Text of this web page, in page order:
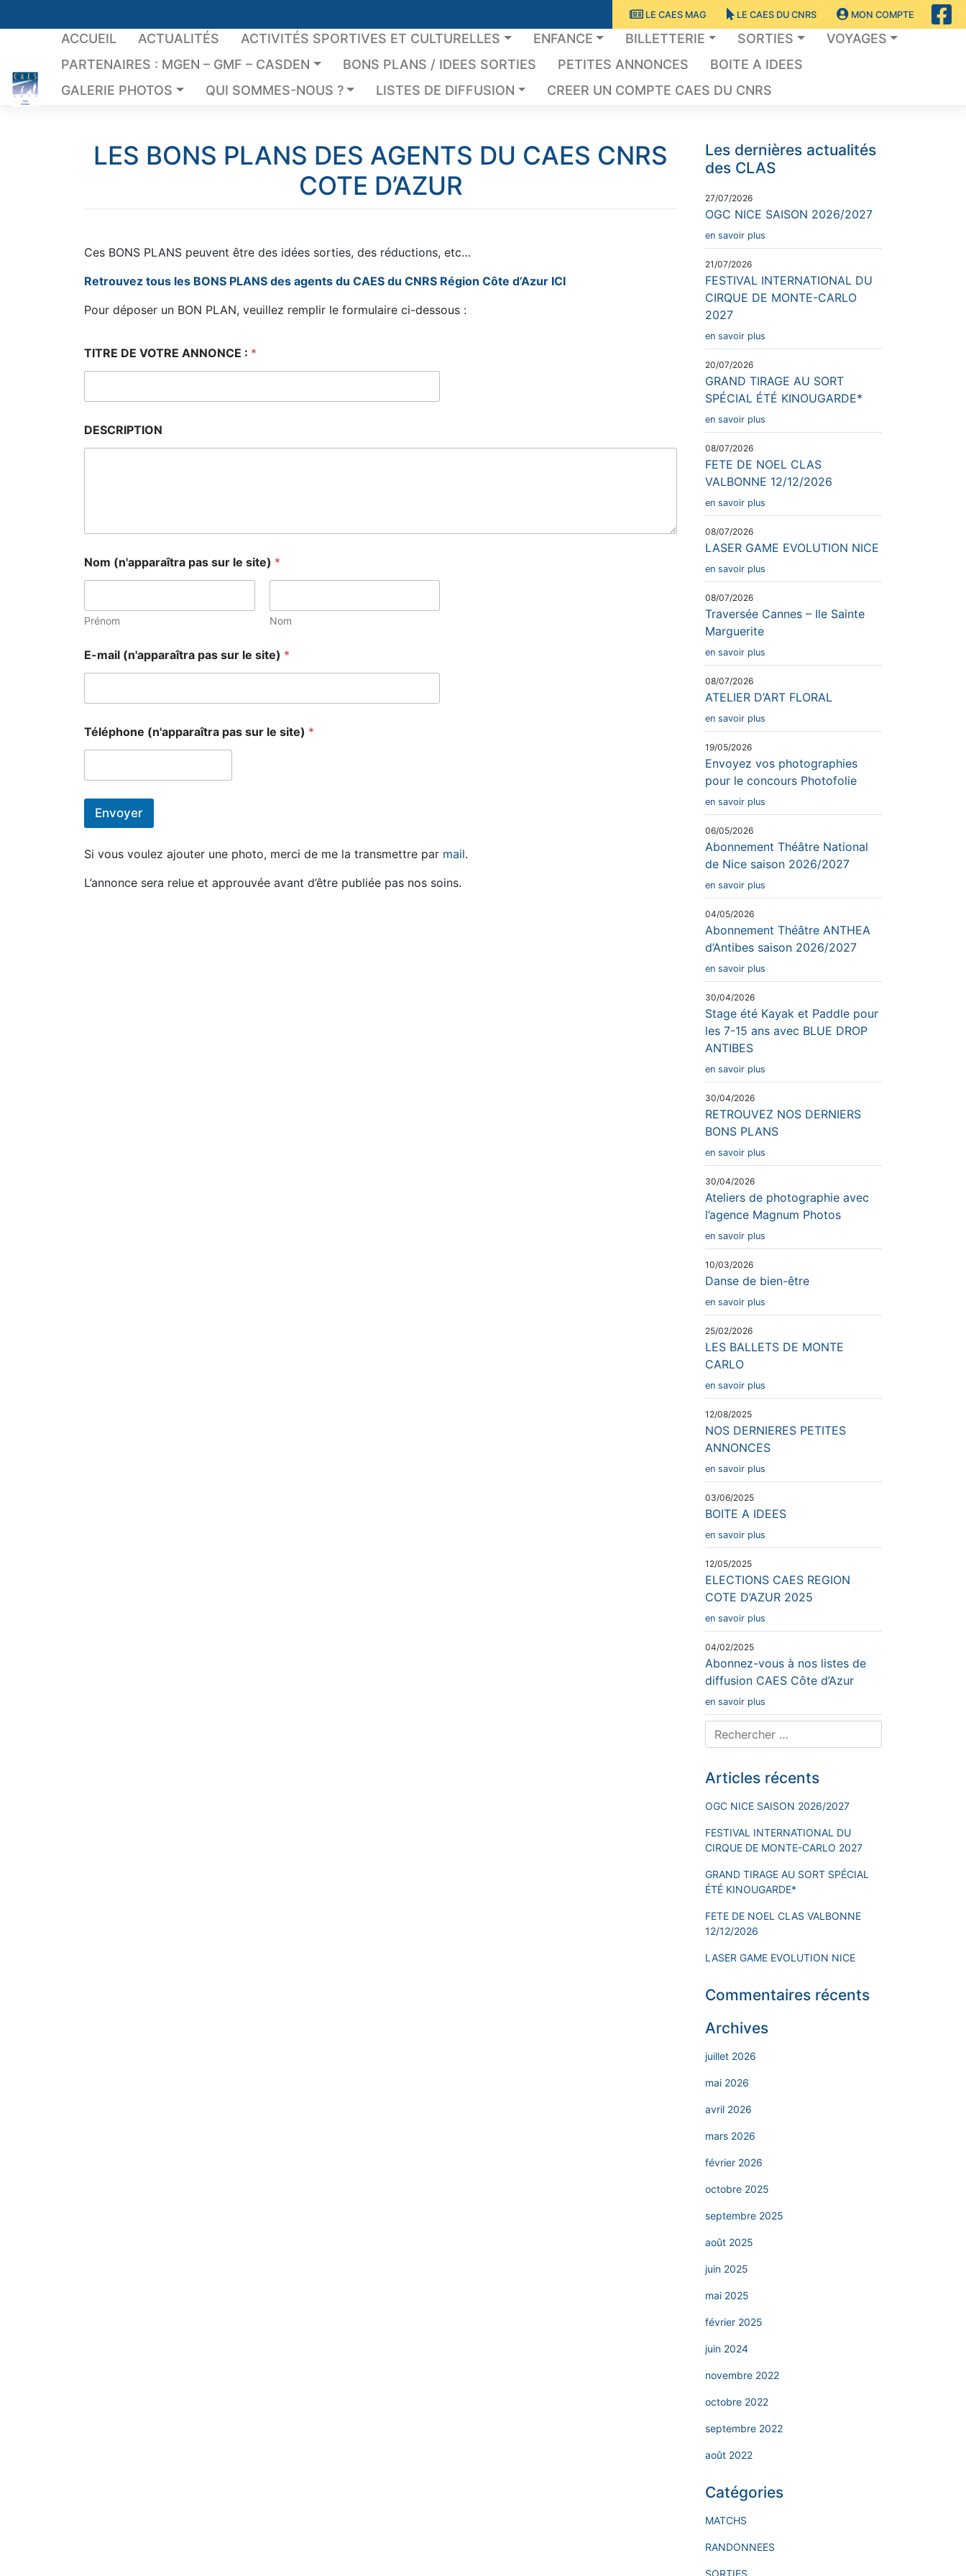
to
LE CAES MAG LE CAES DU CNRS MON COMPTE
ACCUEIL ACTUALITÉS ACTIVITÉS SPORTIVES ET CULTURELLES ENFANCE BILLETTERIE SORTIES
VOYAGES
PARTENAIRES : MGEN – GMF – CASDEN
BONS PLANS / IDEES SORTIES PETITES ANNONCES
BOITE A IDEES
GALERIE PHOTOS
QUI SOMMES-NOUS ? LISTES DE DIFFUSION CREER UN COMPTE CAES DU CNRS
LES BONS PLANS DES AGENTS DU CAES CNRS
COTE D’AZUR
Ces BONS PLANS peuvent être des idées sorties, des réductions, etc…
Retrouvez tous les BONS PLANS des agents du CAES du CNRS Région Côte d’Azur ICI
Pour déposer un BON PLAN, veuillez remplir le formulaire ci-dessous :
TITRE DE VOTRE ANNONCE : *
DESCRIPTION
Nom (n'apparaîtra pas sur le site) *
Prénom Nom
E-mail (n'apparaîtra pas sur le site) *
Téléphone (n'apparaîtra pas sur le site) *
Envoyer
Si vous voulez ajouter une photo, merci de me la transmettre par mail.
L’annonce sera relue et approuvée avant d’être publiée pas nos soins.
Les dernières actualités
des CLAS
27/07/2026
OGC NICE SAISON 2026/2027
en savoir plus
21/07/2026
FESTIVAL INTERNATIONAL DU
CIRQUE DE MONTE-CARLO
2027
en savoir plus
20/07/2026
GRAND TIRAGE AU SORT
SPÉCIAL ÉTÉ KINOUGARDE*
en savoir plus
08/07/2026
FETE DE NOEL CLAS
VALBONNE 12/12/2026
en savoir plus
08/07/2026
LASER GAME EVOLUTION NICE
en savoir plus
08/07/2026
Traversée Cannes – Ile Sainte
Marguerite
en savoir plus
08/07/2026
ATELIER D’ART FLORAL
en savoir plus
19/05/2026
Envoyez vos photographies
pour le concours Photofolie
en savoir plus
06/05/2026
Abonnement Théâtre National
de Nice saison 2026/2027
en savoir plus
04/05/2026
Abonnement Théâtre ANTHEA
d’Antibes saison 2026/2027
en savoir plus
30/04/2026
Stage été Kayak et Paddle pour
les 7-15 ans avec BLUE DROP
ANTIBES
en savoir plus
30/04/2026
RETROUVEZ NOS DERNIERS
BONS PLANS
en savoir plus
30/04/2026
Ateliers de photographie avec
l’agence Magnum Photos
en savoir plus
10/03/2026
Danse de bien-être
en savoir plus
25/02/2026
LES BALLETS DE MONTE
CARLO
en savoir plus
12/08/2025
NOS DERNIERES PETITES
ANNONCES
en savoir plus
03/06/2025
BOITE A IDEES
en savoir plus
12/05/2025
ELECTIONS CAES REGION
COTE D’AZUR 2025
en savoir plus
04/02/2025
Abonnez-vous à nos listes de
diffusion CAES Côte d’Azur
en savoir plus
Articles récents
OGC NICE SAISON 2026/2027
FESTIVAL INTERNATIONAL DU
CIRQUE DE MONTE-CARLO 2027
GRAND TIRAGE AU SORT SPÉCIAL
ÉTÉ KINOUGARDE*
FETE DE NOEL CLAS VALBONNE
12/12/2026
LASER GAME EVOLUTION NICE
Commentaires récents
Archives
juillet 2026
mai 2026
avril 2026
mars 2026
février 2026
octobre 2025
septembre 2025
août 2025
juin 2025
mai 2025
février 2025
juin 2024
novembre 2022
octobre 2022
septembre 2022
août 2022
Catégories
MATCHS
RANDONNEES
SORTIES